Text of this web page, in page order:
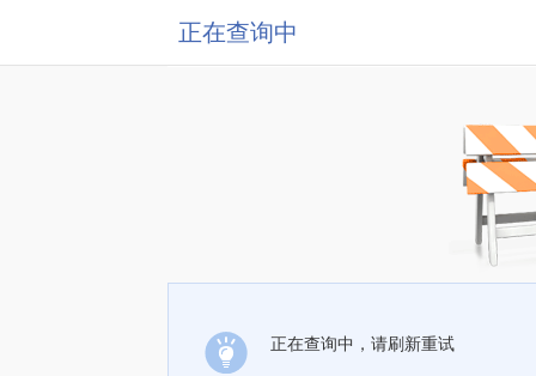
正在查询中
正在查询中，请刷新重试